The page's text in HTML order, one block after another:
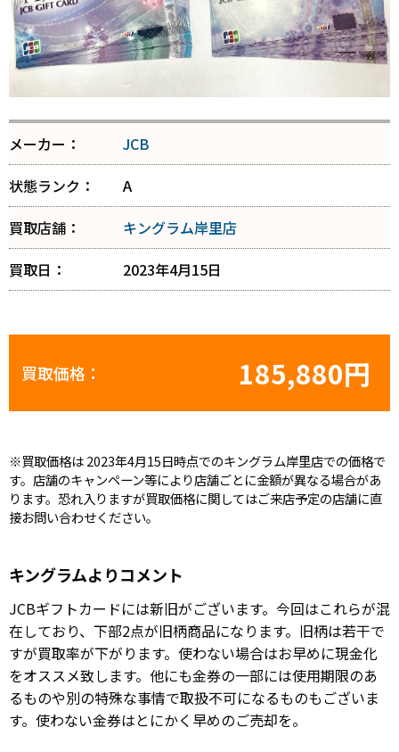
メーカー：
JCB
状態ランク：
A
買取店舗：
キングラム岸里店
買取日：
2023年4月15日
買取価格： 185,880円
※買取価格は 2023年4月15日時点でのキングラム岸里店での価格で
す。店舗のキャンペーン等により店舗ごとに金額が異なる場合があ
ります。恐れ入りますが買取価格に関してはご来店予定の店舗に直
接お問い合わせください。
キングラムよりコメント
JCBギフトカードには新旧がございます。今回はこれらが混
在しており、下部2点が旧柄商品になります。旧柄は若干で
すが買取率が下がります。使わない場合はお早めに現金化
をオススメ致します。他にも金券の一部には使用期限のあ
るものや別の特殊な事情で取扱不可になるものもございま
す。使わない金券はとにかく早めのご売却を。